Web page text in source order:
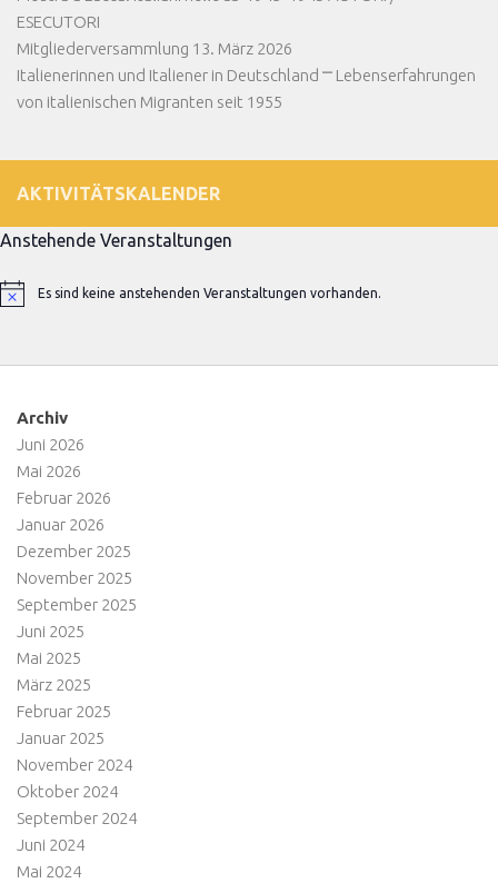
ESECUTORI
Mitgliederversammlung 13. März 2026
Italienerinnen und Italiener in Deutschland ⎻ Lebenserfahrungen
von italienischen Migranten seit 1955
AKTIVITÄTSKALENDER
Anstehende Veranstaltungen
HinweisEs sind keine anstehenden Veranstaltungen vorhanden.
Archiv
Juni 2026
Mai 2026
Februar 2026
Januar 2026
Dezember 2025
November 2025
September 2025
Juni 2025
Mai 2025
März 2025
Februar 2025
Januar 2025
November 2024
Oktober 2024
September 2024
Juni 2024
Mai 2024